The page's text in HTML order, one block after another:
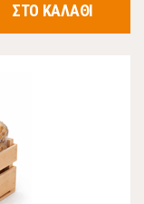
ΣΤΟ ΚΑΛΑΘΙ